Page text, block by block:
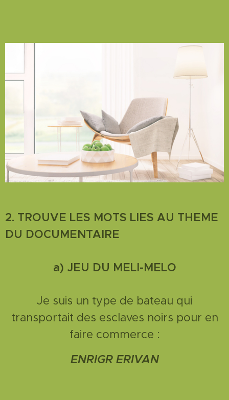
2. TROUVE LES MOTS LIES AU THEME
DU DOCUMENTAIRE
a) JEU DU MELI-MELO
Je suis un type de bateau qui
transportait des esclaves noirs pour en
faire commerce :
ENRIGR ERIVAN